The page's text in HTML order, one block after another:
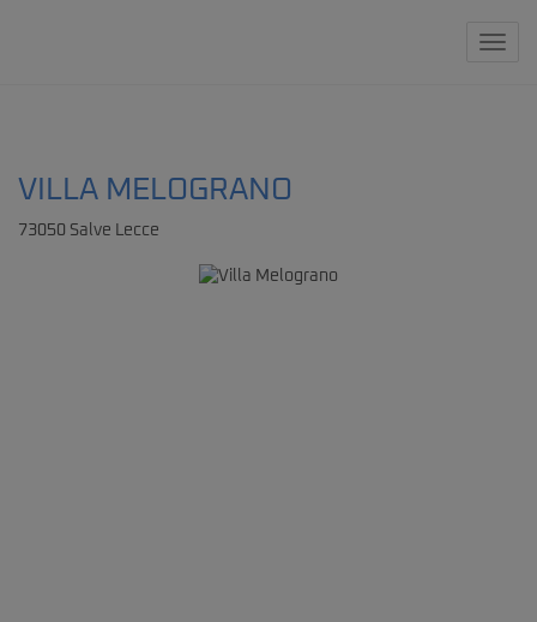
VILLA MELOGRANO
73050 Salve Lecce